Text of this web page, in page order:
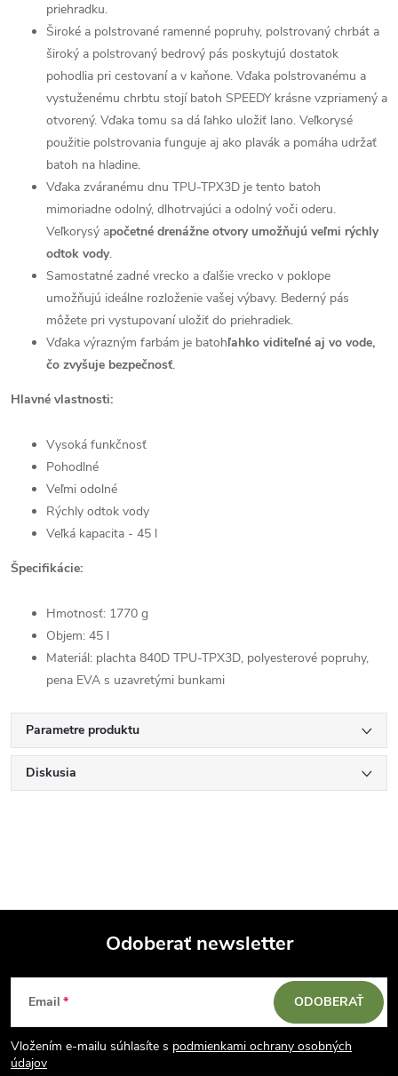
priehradku.
Široké a polstrované ramenné popruhy, polstrovaný chrbát a
široký a polstrovaný bedrový pás poskytujú dostatok
pohodlia pri cestovaní a v kaňone. Vďaka polstrovanému a
vystuženému chrbtu stojí batoh SPEEDY krásne vzpriamený a
otvorený. Vďaka tomu sa dá ľahko uložiť lano. Veľkorysé
použitie polstrovania funguje aj ako plavák a pomáha udržať
batoh na hladine.
Vďaka zváranému dnu TPU-TPX3D je tento batoh
mimoriadne odolný, dlhotrvajúci a odolný voči oderu.
Veľkorysý apočetné drenážne otvory umožňujú veľmi rýchly
odtok vody.
Samostatné zadné vrecko a ďalšie vrecko v poklope
umožňujú ideálne rozloženie vašej výbavy. Bederný pás
môžete pri vystupovaní uložiť do priehradiek.
Vďaka výrazným farbám je batohľahko viditeľné aj vo vode,
čo zvyšuje bezpečnosť.
Hlavné vlastnosti:
Vysoká funkčnosť
Pohodlné
Veľmi odolné
Rýchly odtok vody
Veľká kapacita - 45 l
Špecifikácie:
Hmotnosť: 1770 g
Objem: 45 l
Materiál: plachta 840D TPU-TPX3D, polyesterové popruhy,
pena EVA s uzavretými bunkami
Parametre produktu
Diskusia
Z
á
Odoberať newsletter
Email
Vložením e-mailu súhlasíte s podmienkami ochrany osobných
údajov
ODOBERAŤ